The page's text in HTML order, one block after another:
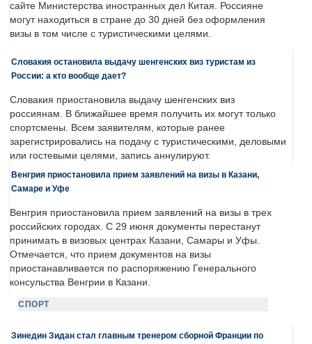
сайте Министерства иностранных дел Китая. Россияне
могут находиться в стране до 30 дней без оформления
визы в том числе с туристическими целями.
Словакия остановила выдачу шенгенских виз туристам из
России: а кто вообще дает?
Словакия приостановила выдачу шенгенских виз
россиянам. В ближайшее время получить их могут только
спортсмены. Всем заявителям, которые ранее
зарегистрировались на подачу с туристическими, деловыми
или гостевыми целями, запись аннулируют.
Венгрия приостановила прием заявлений на визы в Казани,
Самаре и Уфе
Венгрия приостановила прием заявлений на визы в трех
российских городах. С 29 июня документы перестанут
принимать в визовых центрах Казани, Самары и Уфы.
Отмечается, что прием документов на визы
приостанавливается по распоряжению Генерального
консульства Венгрии в Казани.
СПОРТ
Зинедин Зидан стал главным тренером сборной Франции по